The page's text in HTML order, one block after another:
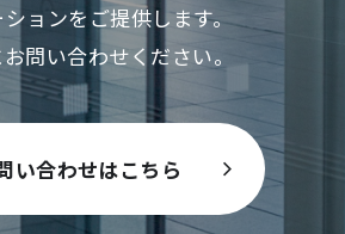
ションをご提供します。
問い合わせください。
い合わせはこちら